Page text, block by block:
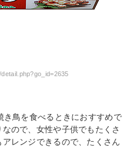
鳥を食べるときにおすすめで
ので、女性や子供でもたくさ
レンジできるので、たくさん